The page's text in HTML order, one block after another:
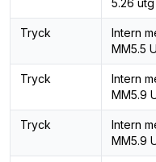
5.26 utg
Tryck
Intern
MM5.5
Tryck
Intern
MM5.9
Tryck
Intern
MM5.9